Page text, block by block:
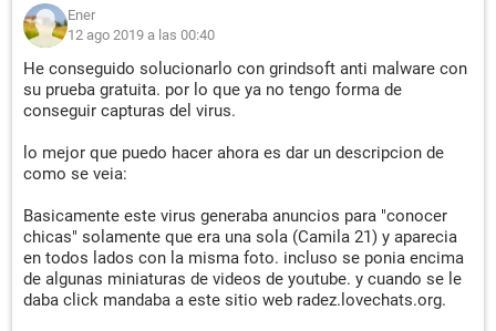
Ener
12 ago 2019 a las 00:40
He conseguido solucionarlo con grindsoft anti malware con
su prueba gratuita. por lo que ya no tengo forma de
conseguir capturas del virus.
lo mejor que puedo hacer ahora es dar un descripcion de
como se veia:
Basicamente este virus generaba anuncios para "conocer
chicas" solamente que era una sola (Camila 21) y aparecia
en todos lados con la misma foto. incluso se ponia encima
de algunas miniaturas de videos de youtube. y cuando se le
daba click mandaba a este sitio web radez.lovechats.org.